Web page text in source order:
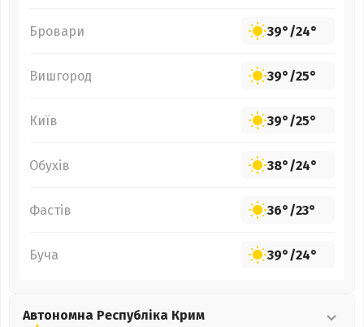
Бровари 39°/24°
Вишгород 39°/25°
Київ 39°/25°
Обухів 38°/24°
Фастів 36°/23°
Буча 39°/24°
Автономна Республіка Крим